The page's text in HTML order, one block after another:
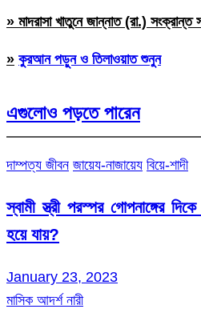
» মাদরাসা খাতুনে জান্নাত (রা.)
» কুরআন পড়ুন ও তিলাওয়াত শুনুন
এগুলোও পড়তে পারেন
দাম্পত্য জীবন জায়েয-নাজায়েয বিয়ে-শাদী
স্বামী স্ত্রী পরস্পর গোপনাঙ্গের
হয়ে যায়?
January 23, 2023
মাসিক আদর্শ নারী